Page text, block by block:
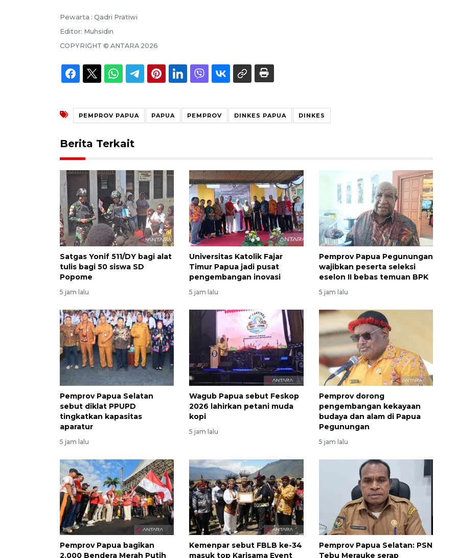
Pewarta : Qadri Pratiwi
Editor: Muhsidin
COPYRIGHT © ANTARA 2026
PEMPROV PAPUA PAPUA PEMPROV DINKES PAPUA DINKES
Berita Terkait
Satgas Yonif 511/DY bagi alat
tulis bagi 50 siswa SD
Popome
5 jam lalu
Universitas Katolik Fajar
Timur Papua jadi pusat
pengembangan inovasi
5 jam lalu
Pemprov Papua Pegunungan
wajibkan peserta seleksi
eselon II bebas temuan BPK
5 jam lalu
Pemprov Papua Selatan
sebut diklat PPUPD
tingkatkan kapasitas
aparatur
5 jam lalu
Wagub Papua sebut Feskop
2026 lahirkan petani muda
kopi
5 jam lalu
Pemprov dorong
pengembangan kekayaan
budaya dan alam di Papua
Pegunungan
5 jam lalu
Pemprov Papua bagikan
2.000 Bendera Merah Putih
Kemenpar sebut FBLB ke-34
masuk top Karisama Event
Pemprov Papua Selatan: PSN
Tebu Merauke serap